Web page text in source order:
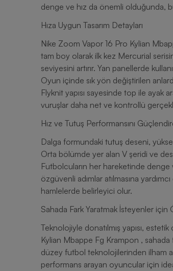
denge ve hız da önemli olduğunda,
Hıza Uygun Tasarım Detayları
Nike Zoom Vapor 16 Pro Kylian
tam boy olarak ilk kez Mercurial
seviyesini artırır. Yan panellerde
Oyun içinde sık yön değiştirilen
Flyknit yapısı sayesinde top ile ayak
vuruşlar daha net ve kontrollü
Hız ve Tutuş Performansını
Dalga formundaki tutuş deseni,
Orta bölümde yer alan V şeridi ve
Futbolcuların her hareketinde denge
özgüvenli adımlar atılmasına
hamlelerde belirleyici olur.
Sahada Fark Yaratmak İsteyenler için
Teknolojiyle donatılmış yapısı,
Kylian Mbappe Fg Krampon , sahada fark yaratmak isteyen futbolcular için benzersiz bir tercihtir. Nike’ın ileri
düzey futbol teknolojilerinden ilham
performans arayan oyuncular için